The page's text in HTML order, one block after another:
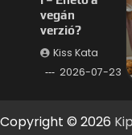
vegán
verzió?
Kiss Kata
2026-07-23
Copyright © 2026